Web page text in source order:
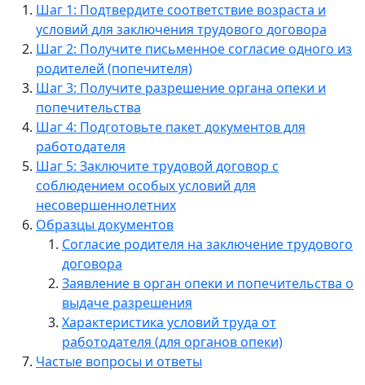
Шаг 1: Подтвердите соответствие возраста и
условий для заключения трудового договора
Шаг 2: Получите письменное согласие одного из
родителей (попечителя)
Шаг 3: Получите разрешение органа опеки и
попечительства
Шаг 4: Подготовьте пакет документов для
работодателя
Шаг 5: Заключите трудовой договор с
соблюдением особых условий для
несовершеннолетних
Образцы документов
Согласие родителя на заключение трудового
договора
Заявление в орган опеки и попечительства о
выдаче разрешения
Характеристика условий труда от
работодателя (для органов опеки)
Частые вопросы и ответы